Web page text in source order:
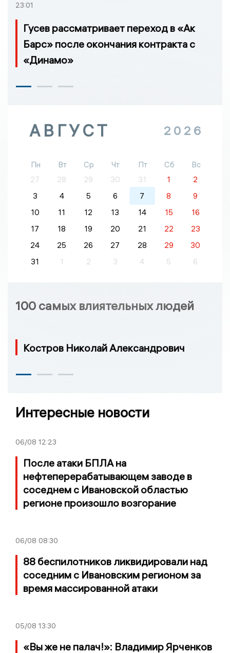
23:01
Гусев рассматривает переход в «Ак
Барс» после окончания контракта с
«Динамо»
АВГУСТ 2026
Пн Вт Ср Чт Пт Сб
Вс
27
28 29 30 31 1
2
3
4 5 6 7 8
9
10
11 12 13 14 15
16
17
18 19 20 21 22
23
24
25 26 27 28 29
30
31
1 2 3 4 5 6
100 самых влиятельных людей
Костров Николай Александрович
Интересные новости
06/08 12:23
После атаки БПЛА на
нефтеперерабатывающем заводе в
соседнем с Ивановской областью
регионе произошло возгорание
06/08 08:30
88 беспилотников ликвидировали над
соседним с Ивановским регионом за
время массированной атаки
05/08 13:30
«Вы же не палач!»: Владимир Ярченков